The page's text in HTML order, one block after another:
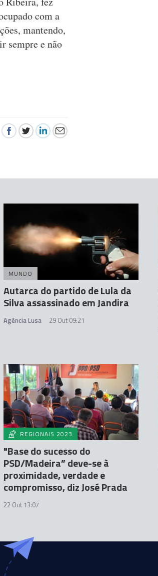
com a
mantendo,
sempre e não
MUNDO
Autarca do partido de Lula da
Silva assassinado em Jandira
Agência Lusa 29 Out 09:21
REGIONAIS 2023
"Base do sucesso do
PSD/Madeira” deve-se à
proximidade, verdade e
compromisso, diz José Prada
22 Out 13:07